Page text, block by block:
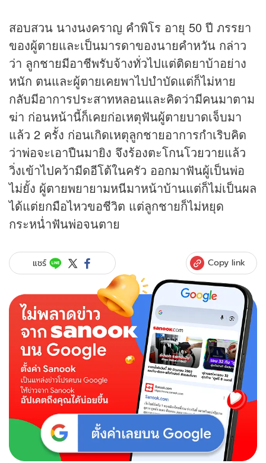
สอบสวน นางนงคราญ คำพิโร อายุ 50 ปี ภรรยา
ของผู้ตายและเป็นมารดาของนายคำหวัน กล่าว
ว่า ลูกชายมีอาชีพรับจ้างทั่วไปแต่ติดยาบ้าอย่าง
หนัก ตนและผู้ตายเคยพาไปบำบัดแต่ก็ไม่หาย
กลับมีอาการประสาทหลอนและคิดว่ามีคนมาตาม
ฆ่า ก่อนหน้านี้ก็เคยก่อเหตุฟันผู้ตายบาดเจ็บมา
แล้ว 2 ครั้ง ก่อนเกิดเหตุลูกชายอาการกำเริบคิด
ว่าพ่อจะเอาปืนมายิง จึงร้องตะโกนโวยวายแล้ว
วิ่งเข้าไปคว้ามีดอีโต้ในครัว ออกมาฟันผู้เป็นพ่อ
ไม่ยั้ง ผู้ตายพยายามหนีมาหน้าบ้านแต่ก็ไม่เป็นผล
ได้แต่ยกมือไหวขอชีวิต แต่ลูกชายก็ไม่หยุด
กระหน่ำฟันพ่อจนตาย
แชร์ Copy link